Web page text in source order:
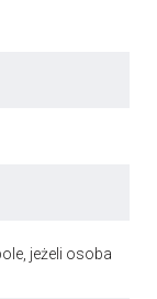
jeżeli osoba